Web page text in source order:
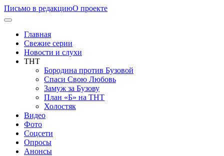
Письмо в редакциюО проекте
Главная
Свежие серии
Новости и слухи
ТНТ
Бородина против Бузовой
Спаси Свою Любовь
Замуж за Бузову
План «Б» на ТНТ
Холостяк
Видео
Фото
Соцсети
Опросы
Анонсы